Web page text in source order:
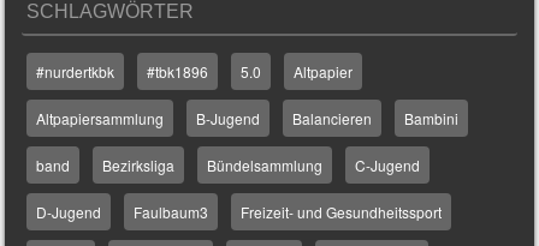
SCHLAGWÖRTER
#nurdertkbk #tbk1896 5.0 Altpapier
Altpapiersammlung B-Jugend Balancieren Bambini
band Bezirksliga Bündelsammlung C-Jugend
D-Jugend Faulbaum3 Freizeit- und Gesundheitssport